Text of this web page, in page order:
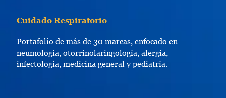
Cuidado Respiratorio
Portafolio de más de 30 marcas, enfocado en
neumología, otorrinolaringología, alergia,
infectología, medicina general y pediatría.